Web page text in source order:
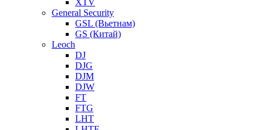
XTV
General Security
GSL (Вьетнам)
GS (Китай)
Leoch
DJ
DJG
DJM
DJW
FT
FTG
LHT